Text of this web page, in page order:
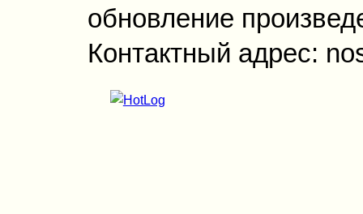
обновление
Контактный адрес: